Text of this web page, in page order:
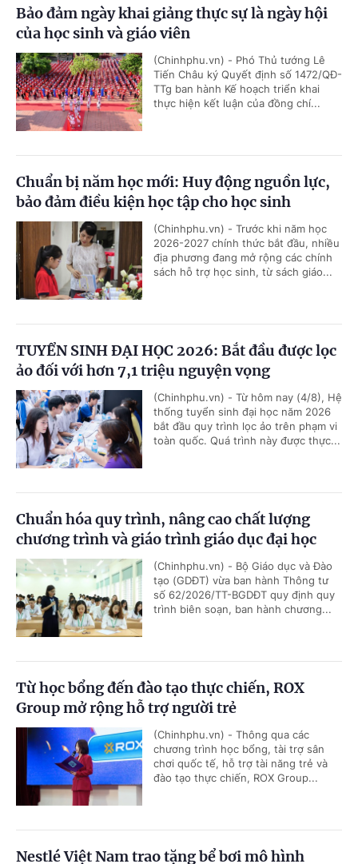
Bảo đảm ngày khai giảng thực sự là ngày hội
của học sinh và giáo viên
(Chinhphu.vn) - Phó Thủ tướng Lê
Tiến Châu ký Quyết định số 1472/QĐ-
TTg ban hành Kế hoạch triển khai
thực hiện kết luận của đồng chí...
Chuẩn bị năm học mới: Huy động nguồn lực,
bảo đảm điều kiện học tập cho học sinh
(Chinhphu.vn) - Trước khi năm học
2026-2027 chính thức bắt đầu, nhiều
địa phương đang mở rộng các chính
sách hỗ trợ học sinh, từ sách giáo...
TUYỂN SINH ĐẠI HỌC 2026: Bắt đầu được lọc
ảo đối với hơn 7,1 triệu nguyện vọng
(Chinhphu.vn) - Từ hôm nay (4/8), Hệ
thống tuyển sinh đại học năm 2026
bắt đầu quy trình lọc ảo trên phạm vi
toàn quốc. Quá trình này được thực...
Chuẩn hóa quy trình, nâng cao chất lượng
chương trình và giáo trình giáo dục đại học
(Chinhphu.vn) - Bộ Giáo dục và Đào
tạo (GDĐT) vừa ban hành Thông tư
số 62/2026/TT-BGDĐT quy định quy
trình biên soạn, ban hành chương...
Từ học bổng đến đào tạo thực chiến, ROX
Group mở rộng hỗ trợ người trẻ
(Chinhphu.vn) - Thông qua các
chương trình học bổng, tài trợ sân
chơi quốc tế, hỗ trợ tài năng trẻ và
đào tạo thực chiến, ROX Group...
Nestlé Việt Nam trao tặng bể bơi mô hình